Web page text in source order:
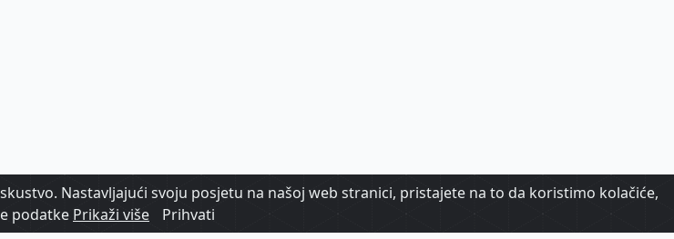
Nastavljajući svoju posjetu na našoj web stranici, pristajete na to da koristimo kolačiće,
podatke Prikaži više Prihvati